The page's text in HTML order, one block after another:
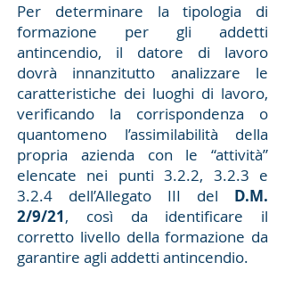
Per determinare la tipologia di
formazione per gli addetti
antincendio, il datore di lavoro
dovrà innanzitutto analizzare le
caratteristiche dei luoghi di lavoro,
verificando la corrispondenza o
quantomeno l’assimilabilità della
propria azienda con le “attività”
elencate nei punti 3.2.2, 3.2.3 e
3.2.4 dell’Allegato III del D.M.
2/9/21, così da identificare il
corretto livello della formazione da
garantire agli addetti antincendio.